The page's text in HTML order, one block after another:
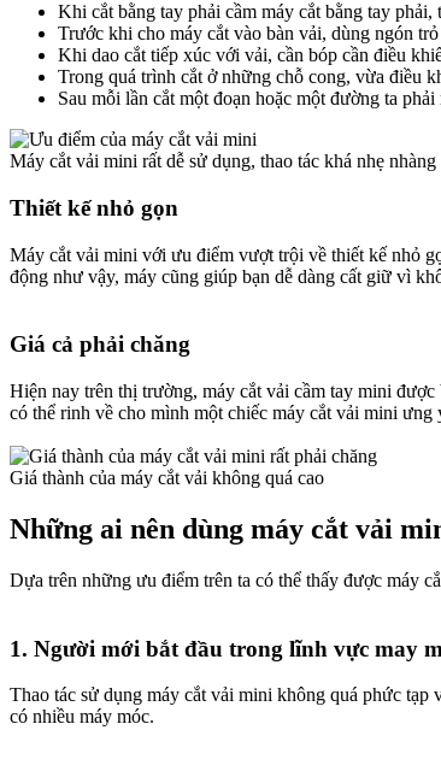
Khi cắt bằng tay phải cầm máy cắt bằng tay
Trước khi cho máy cắt vào bàn vải, dùng ngón
Khi dao cắt tiếp xúc với vải, cần bóp cần điều
Trong quá trình cắt ở những chỗ cong, vừa điều
Sau mỗi lần cắt một đoạn hoặc một đường ta
Máy cắt vải mini rất dễ sử dụng, thao tác khá nhẹ nhàng
Thiết kế nhỏ gọn​
Máy cắt vải mini với ưu điểm vượt trội về thiết kế nhỏ
động như vậy, máy cũng giúp bạn dễ dàng cất giữ vì
Giá cả phải chăng​
Hiện nay trên thị trường, máy cắt vải cầm tay mini
có thể rinh về cho mình một chiếc máy cắt vải mini ưng
Giá thành của máy cắt vải không quá cao
Những ai nên dùng máy cắt vải
Dựa trên những ưu điểm trên ta có thể thấy được máy
1. Người mới bắt đầu trong lĩnh vực may
Thao tác sử dụng máy cắt vải mini không quá phức
có nhiều máy móc.